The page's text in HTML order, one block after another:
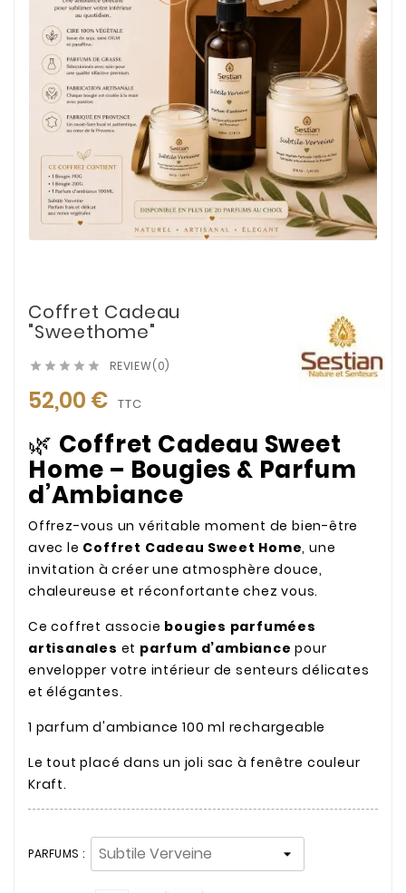
Coffret Cadeau
"Sweethome"
     REVIEW(0)
52,00 € TTC
🌿 Coffret Cadeau Sweet
Home – Bougies & Parfum
d’Ambiance
Offrez-vous un véritable moment de bien-être
avec le Coffret Cadeau Sweet Home, une
invitation à créer une atmosphère douce,
chaleureuse et réconfortante chez vous.
Ce coffret associe bougies parfumées
artisanales et parfum d’ambiance pour
envelopper votre intérieur de senteurs délicates
et élégantes.
1 parfum d'ambiance 100 ml rechargeable
Le tout placé dans un joli sac à fenêtre couleur
Kraft.
PARFUMS :